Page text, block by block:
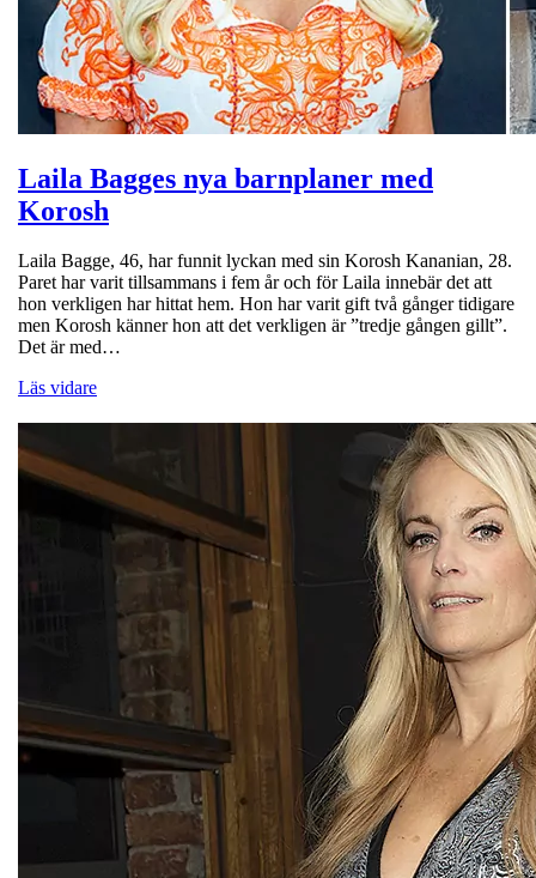
Laila Bagges nya barnplaner med
Korosh
Laila Bagge, 46, har funnit lyckan med sin Korosh Kananian, 28.
Paret har varit tillsammans i fem år och för Laila innebär det att
hon verkligen har hittat hem. Hon har varit gift två gånger tidigare
men Korosh känner hon att det verkligen är ”tredje gången gillt”.
Det är med…
Läs vidare